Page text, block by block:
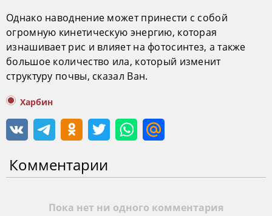
Однако наводнение может принести с собой
огромную кинетическую энергию, которая
изнашивает рис и влияет на фотосинтез, а также
большое количество ила, который изменит
структуру почвы, сказал Ван.
Харбин
Комментарии
Пока нет ни одного комментария